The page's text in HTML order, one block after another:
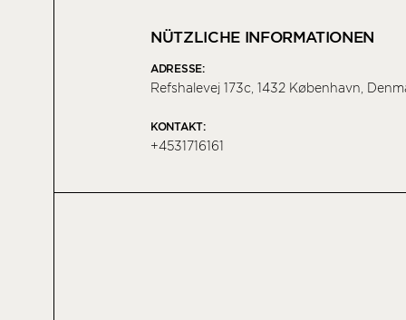
NÜTZLICHE INFORMATIONEN
ADRESSE:
Refshalevej 173c, 1432 København,
KONTAKT:
+4531716161